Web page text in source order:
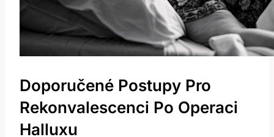
Doporučené Postupy Pro
Rekonvalescenci Po Operaci
Halluxu